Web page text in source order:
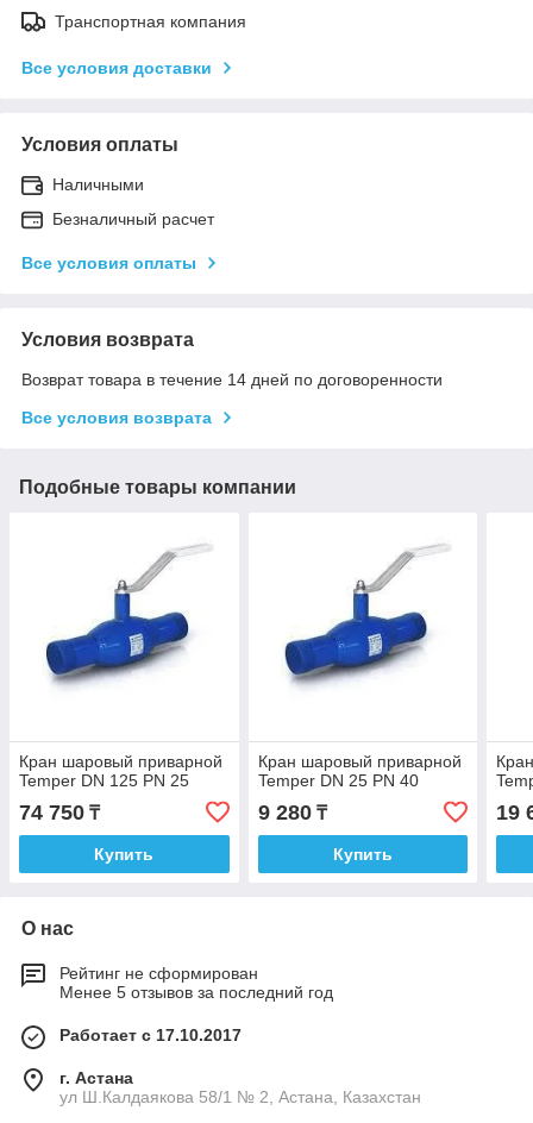
Транспортная компания
Все условия доставки
Условия оплаты
Наличными
Безналичный расчет
Все условия оплаты
Условия возврата
Возврат товара в течение 14 дней по договоренности
Все условия возврата
Подобные товары компании
Кран шаровый приварной
Temper DN 125 PN 25
74 750 ₸
Купить
Кран шаровый приварной
Temper DN 25 PN 40
9 280₸
Купить
19
О нас
Рейтинг не сформирован
Менее 5 отзывов за последний год
Работает с 17.10.2017
г. Астана
ул Ш.Калдаякова 58/1 № 2, Астана, Казахстан